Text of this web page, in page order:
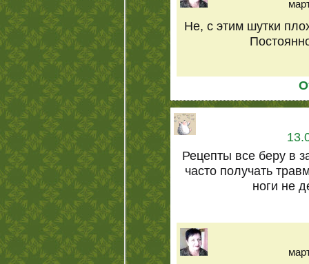
Не, с этим шутки
Рецепты все беру в
часто получать
ноги не